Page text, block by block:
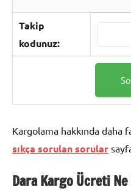
Takip
kodunuz:
Kargolama hakkında daha
sıkça sorulan sorular
Dara KargoÜcreti Ne